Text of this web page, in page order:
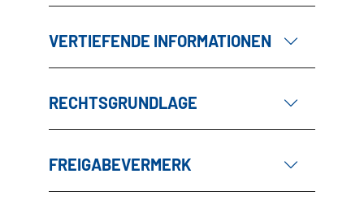
VERTIEFENDE INFORMATIONEN
RECHTSGRUNDLAGE
FREIGABEVERMERK